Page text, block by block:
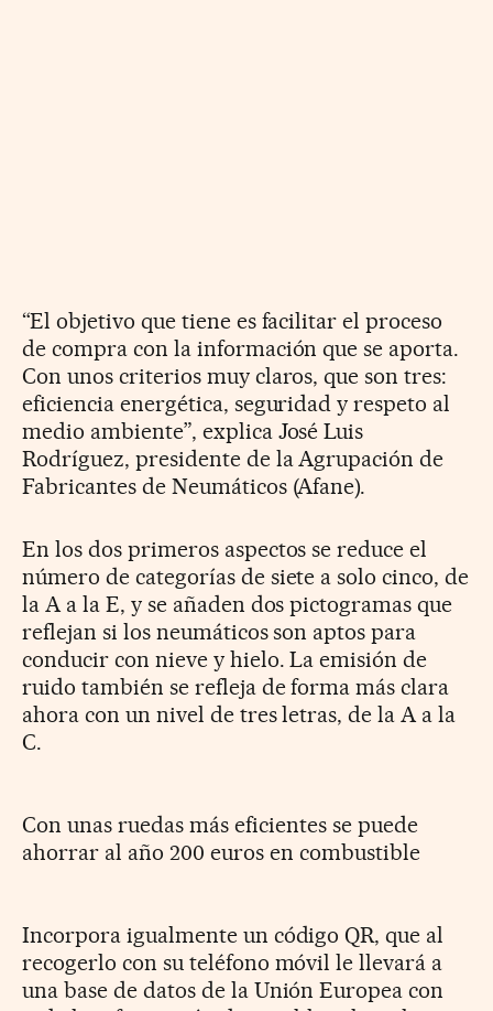
“El objetivo que tiene es facilitar el proceso
de compra con la información que se aporta.
Con unos criterios muy claros, que son tres:
eficiencia energética, seguridad y respeto al
medio ambiente”, explica José Luis
Rodríguez, presidente de la Agrupación de
Fabricantes de Neumáticos (Afane).
En los dos primeros aspectos se reduce el
número de categorías de siete a solo cinco, de
la A a la E, y se añaden dos pictogramas que
reflejan si los neumáticos son aptos para
conducir con nieve y hielo. La emisión de
ruido también se refleja de forma más clara
ahora con un nivel de tres letras, de la A a la
C.
Con unas ruedas más eficientes se puede
ahorrar al año 200 euros en combustible
Incorpora igualmente un código QR, que al
recogerlo con su teléfono móvil le llevará a
una base de datos de la Unión Europea con